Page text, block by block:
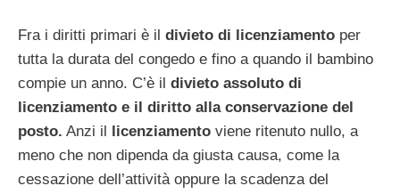
Fra i diritti primari è il divieto di licenziamento per
tutta la durata del congedo e fino a quando il bambino
compie un anno. C’è il divieto assoluto di
licenziamento e il diritto alla conservazione del
posto. Anzi il licenziamento viene ritenuto nullo, a
meno che non dipenda da giusta causa, come la
cessazione dell’attività oppure la scadenza del